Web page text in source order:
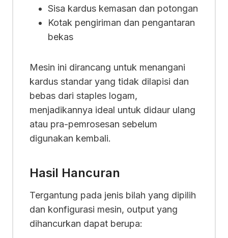
Sisa kardus kemasan dan potongan
Kotak pengiriman dan pengantaran
bekas
Mesin ini dirancang untuk menangani
kardus standar yang tidak dilapisi dan
bebas dari staples logam,
menjadikannya ideal untuk didaur ulang
atau pra-pemrosesan sebelum
digunakan kembali.
Hasil Hancuran
Tergantung pada jenis bilah yang dipilih
dan konfigurasi mesin, output yang
dihancurkan dapat berupa: